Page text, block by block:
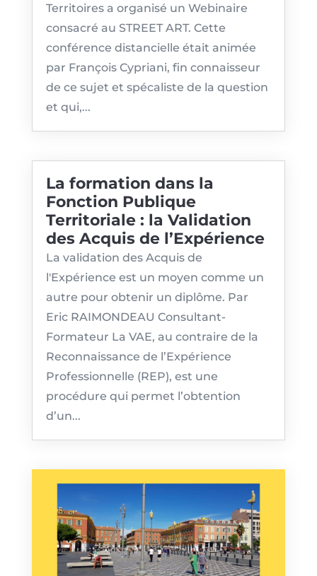
Territoires a organisé un Webinaire
consacré au STREET ART. Cette
conférence distancielle était animée
par François Cypriani, fin connaisseur
de ce sujet et spécaliste de la question
et qui,...
La formation dans la
Fonction Publique
Territoriale : la Validation
des Acquis de l’Expérience
La validation des Acquis de
l'Expérience est un moyen comme un
autre pour obtenir un diplôme. Par
Eric RAIMONDEAU Consultant-
Formateur La VAE, au contraire de la
Reconnaissance de l’Expérience
Professionnelle (REP), est une
procédure qui permet l’obtention
d’un...